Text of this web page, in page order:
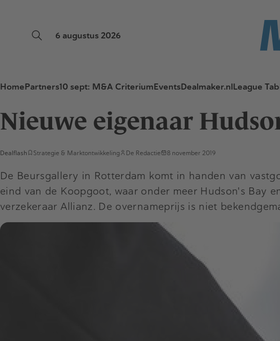
6 augustus 2026
HomePartners10 sept: M&A CriteriumEventsDealmaker.nlLeague
Nieuwe eigenaar
Dealflash Strategie & Marktontwikkeling De Redactie 8 november 2019
De Beursgallery in Rotterdam komt in handen van
eind van de Koopgoot, waar onder meer Hudson's Bay
verzekeraar Allianz. De overnameprijs is niet